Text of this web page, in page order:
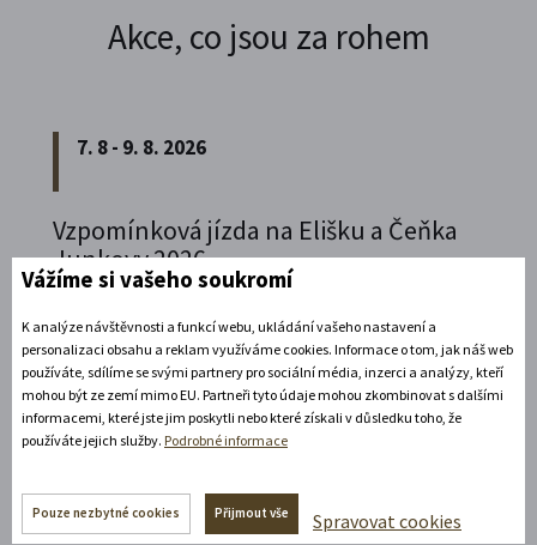
Akce, co jsou za rohem
7. 8 - 9. 8. 2026
Vzpomínková jízda na Elišku a Čeňka
Junkovy 2026
vzpomenout na naší první českou závodnici,
Elišku Junkovou.
Rozbalte si další akce
Vážíme si vašeho soukromí
K analýze návštěvnosti a funkcí webu, ukládání vašeho nastavení a
personalizaci obsahu a reklam využíváme cookies. Informace o tom, jak náš web
používáte, sdílíme se svými partnery pro sociální média, inzerci a analýzy, kteří
mohou být ze zemí mimo EU. Partneři tyto údaje mohou zkombinovat s dalšími
informacemi, které jste jim poskytli nebo které získali v důsledku toho, že
používáte jejich služby. Podrobné informace
Pouze nezbytné cookies Přijmout vše Spravovat cookies